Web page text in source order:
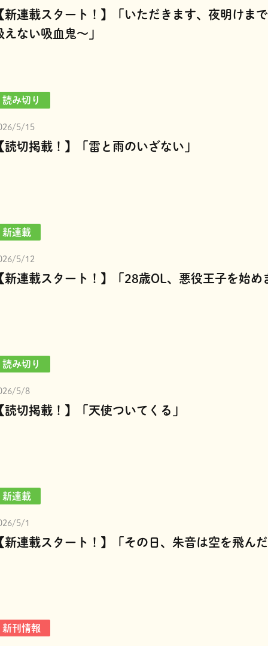
新連載スタート！】「いただきます、夜明けま
えない吸血鬼～」
読み切り
5/15
読切掲載！】「雷と雨のいざない」
新連載
5/12
新連載スタート！】「28歳OL、悪役王子を始め
読み切り
5/8
読切掲載！】「天使ついてくる」
新連載
5/1
新連載スタート！】「その日、朱音は空を飛ん
新刊情報